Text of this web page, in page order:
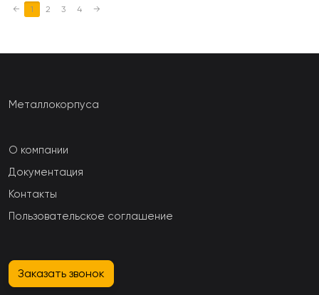
← 1 2 3 4 →
Металлокорпуса
О компании
Документация
Контакты
Пользовательское соглашение
Заказать звонок